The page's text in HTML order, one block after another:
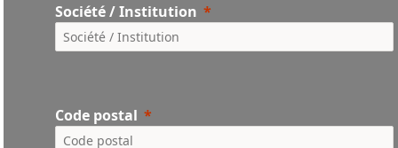
Société / Institution
Code postal